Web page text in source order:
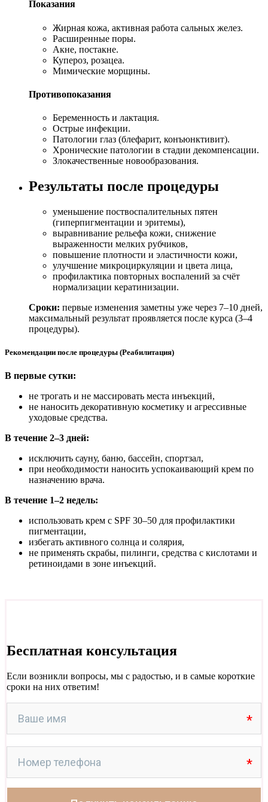
Показания
Жирная кожа, активная работа сальных желез.
Расширенные поры.
Акне, постакне.
Купероз, розацеа.
Мимические морщины.
Противопоказания
Беременность и лактация.
Острые инфекции.
Патологии глаз (блефарит, конъюнктивит).
Хронические патологии в стадии декомпенсации.
Злокачественные новообразования.
Результаты после процедуры
уменьшение поствоспалительных пятен
(гиперпигментации и эритемы),
выравнивание рельефа кожи, снижение
выраженности мелких рубчиков,
повышение плотности и эластичности кожи,
улучшение микроциркуляции и цвета лица,
профилактика повторных воспалений за счёт
нормализации кератинизации.
Сроки: первые изменения заметны уже через 7–10 дней,
максимальный результат проявляется после курса (3–4
процедуры).
Рекомендации после процедуры (Реабилитация)
В первые сутки:
не трогать и не массировать места инъекций,
не наносить декоративную косметику и агрессивные
уходовые средства.
В течение 2–3 дней:
исключить сауну, баню, бассейн, спортзал,
при необходимости наносить успокаивающий крем по
назначению врача.
В течение 1–2 недель:
использовать крем с SPF 30–50 для профилактики
пигментации,
избегать активного солнца и солярия,
не применять скрабы, пилинги, средства с кислотами и
ретиноидами в зоне инъекций.
Бесплатная консультация
Если возникли вопросы, мы с радостью, и в самые короткие
сроки на них ответим!